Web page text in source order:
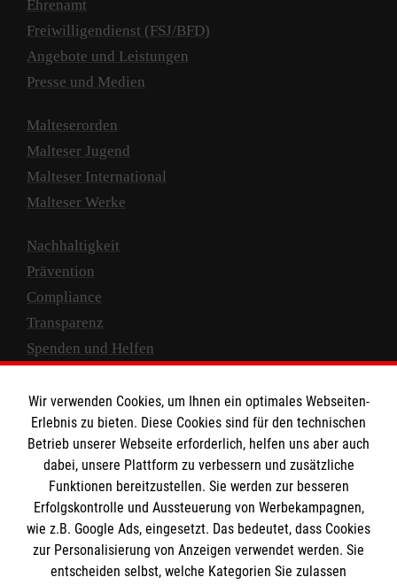
Ehrenamt
Freiwilligendienst (FSJ/BFD)
Angebote und Leistungen
Presse und Medien
Malteserorden
Malteser Jugend
Malteser International
Malteser Werke
Nachhaltigkeit
Prävention
Compliance
Transparenz
Spenden und Helfen
Empfänger: Malteser Hilfsdienst e.V.
IBAN: DE10 3706 0120 1201 2000 12
BIC: GENODED 1PA7
Wir verwenden Cookies, um Ihnen ein optimales Webseiten-
Erlebnis zu bieten. Diese Cookies sind für den technischen
Betrieb unserer Webseite erforderlich, helfen uns aber auch
dabei, unsere Plattform zu verbessern und zusätzliche
Funktionen bereitzustellen. Sie werden zur besseren
Erfolgskontrolle und Aussteuerung von Werbekampagnen,
wie z.B. Google Ads, eingesetzt. Das bedeutet, dass Cookies
zur Personalisierung von Anzeigen verwendet werden. Sie
entscheiden selbst, welche Kategorien Sie zulassen